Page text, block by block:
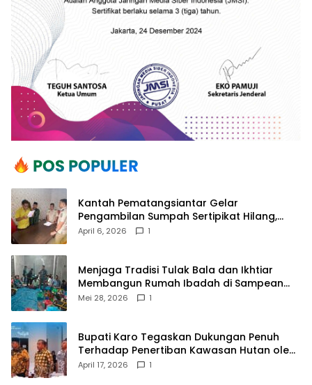
Kantah Pematangsiantar Gelar
Pengambilan Sumpah Sertipikat Hilang,
Perkuat Kepastian Hukum Pertanahan
April 6, 2026 1
Menjaga Tradisi Tulak Bala dan Ikhtiar
Membangun Rumah Ibadah di Sampean
Barat
Mei 28, 2026 1
Bupati Karo Tegaskan Dukungan Penuh
Terhadap Penertiban Kawasan Hutan oleh
Pemerintah Pusat
April 17, 2026 1